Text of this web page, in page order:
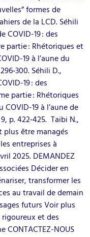
formes de
de la LCD. Séhili
COVID-19 : des
partie : Rhétoriques et
19 à l’aune du
Séhili D.,
19 : des
partie : Rhétoriques
19 à l’aune de
p. 422‑425. Taibi N.,
être managés
entreprises à
2025. DEMANDEZ
Décider en
transformer les
au travail de demain
futurs Voir plus
et des
CONTACTEZ-NOUS